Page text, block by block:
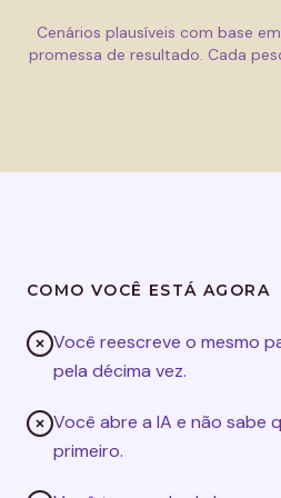
Cenários plausíveis com base
promessa de resultado. Cada
COMO VOCÊ ESTÁ AGORA
Você reescreve o mesmo
pela décima vez.
Você abre a IA e não sabe
primeiro.